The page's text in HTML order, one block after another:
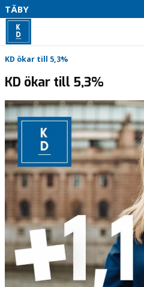
TÄBY
HEM
VARJE DAG FÖR TÄBYS BÄSTA
VÅR POLITIK A-Ö
KONTAKTA OSS
KD ökar till 5,3%
KD ökar till 5,3%